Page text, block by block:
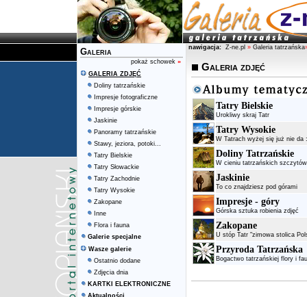
Galeria
pokaż schowek »
GALERIA ZDJĘĆ
Doliny tatrzańskie
Impresje fotograficzne
Impresje górskie
Jaskinie
Panoramy tatrzańskie
Stawy, jeziora, potoki...
Tatry Bielskie
Tatry Słowackie
Tatry Zachodnie
Tatry Wysokie
Zakopane
Inne
Flora i fauna
Galerie specjalne
Wasze galerie
Ostatnio dodane
Zdjęcia dnia
KARTKI ELEKTRONICZNE
Aktualności
nawigacja: Z-ne.pl » Galeria tatrzańska
Galeria zdjęć
Tatry Bielskie
Urokliwy skraj Tatr
Tatry Wysokie
W Tatrach wyżej się już nie da
Doliny Tatrzańskie
W cieniu tatrzańskich szczytów
Jaskinie
To co znajdziesz pod górami
Impresje - góry
Górska sztuka robienia zdjęć
Zakopane
U stóp Tatr "zimowa stolica
Przyroda Tatrzańska
Bogactwo tatrzańskiej flory i